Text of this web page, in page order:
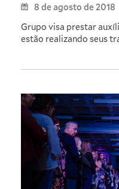
8 de agosto de 2018
Grupo visa prestar
estão realizando seus